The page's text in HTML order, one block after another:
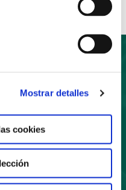
Mostrar detalles
cookies
boletín